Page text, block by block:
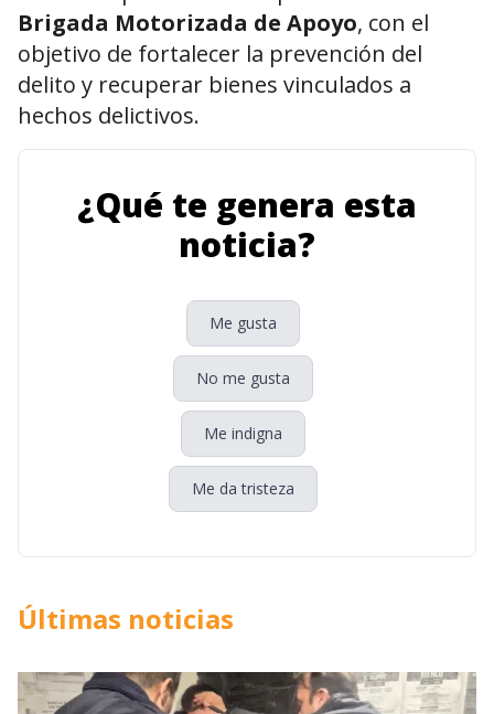
Brigada Motorizada de Apoyo, con el
objetivo de fortalecer la prevención del
delito y recuperar bienes vinculados a
hechos delictivos.
¿Qué te genera esta
noticia?
Me gusta
No me gusta
Me indigna
Me da tristeza
Últimas noticias